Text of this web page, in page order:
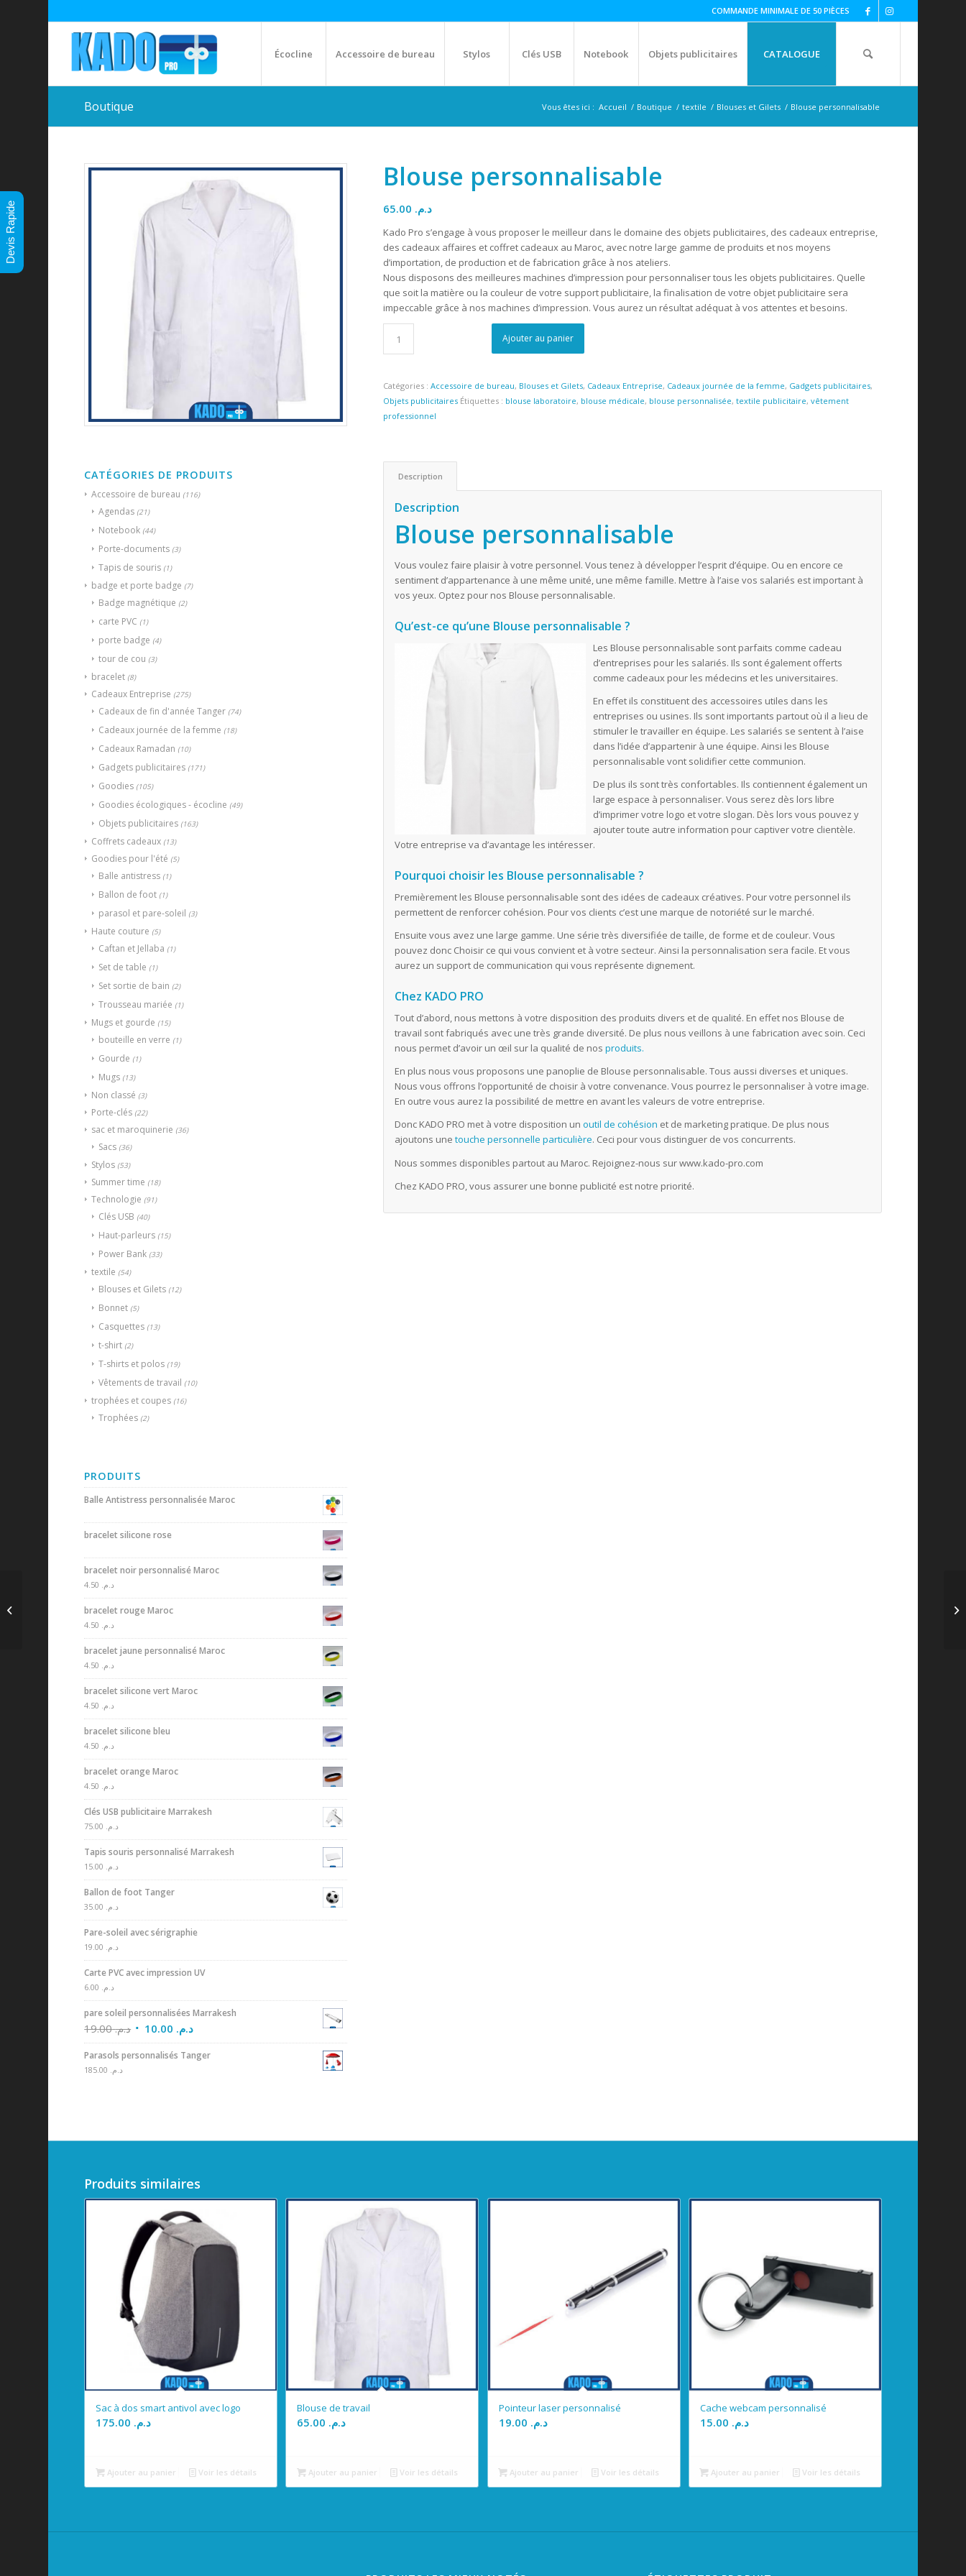
COMMANDE MINIMALE DE 50 PIÈCES
Écocline Accessoire de bureau Stylos Clés USB Notebook Objets publicitaires CATALOGUE
Boutique Vous êtes ici : Accueil / Boutique / textile / Blouses et Gilets / Blouse personnalisable
CATÉGORIES DE PRODUITS
Accessoire de bureau (116)
Agendas (21)
Notebook (44)
Porte-documents (3)
Tapis de souris (1)
badge et porte badge (7)
Badge magnétique (2)
carte PVC (1)
porte badge (4)
tour de cou (3)
bracelet (8)
Cadeaux Entreprise (275)
Cadeaux de fin d'année Tanger (74)
Cadeaux journée de la femme (18)
Cadeaux Ramadan (10)
Gadgets publicitaires (171)
Goodies (105)
Goodies écologiques - écocline (49)
Objets publicitaires (163)
Coffrets cadeaux (13)
Goodies pour l'été (5)
Balle antistress (1)
Ballon de foot (1)
parasol et pare-soleil (3)
Haute couture (5)
Caftan et Jellaba (1)
Set de table (1)
Set sortie de bain (2)
Trousseau mariée (1)
Mugs et gourde (15)
bouteille en verre (1)
Gourde (1)
Mugs (13)
Non classé (3)
Porte-clés (22)
sac et maroquinerie (36)
Sacs (36)
Stylos (53)
Summer time (18)
Technologie (91)
Clés USB (40)
Haut-parleurs (15)
Power Bank (33)
textile (54)
Blouses et Gilets (12)
Bonnet (5)
Casquettes (13)
t-shirt (2)
T-shirts et polos (19)
Vêtements de travail (10)
trophées et coupes (16)
Trophées (2)
PRODUITS
Balle Antistress personnalisée Maroc
bracelet silicone rose
bracelet noir personnalisé Maroc
د.م.
bracelet rouge Maroc
د.م.
bracelet jaune personnalisé Maroc
د.م.
bracelet silicone vert Maroc
د.م.
bracelet silicone bleu
د.م.
bracelet orange Maroc
د.م.
Clés USB publicitaire Marrakesh
د.م.
Tapis souris personnalisé Marrakesh
د.م.
Ballon de foot Tanger
د.م.
Pare-soleil avec sérigraphie
د.م.
Carte PVC avec impression UV
د.م.
pare soleil personnalisées Marrakesh
د.م.19.00 د.م.
Parasols personnalisés Tanger
د.م.
Blouse personnalisable
د.م.
Kado Pro s’engage à vous proposer le meilleur dans le domaine des objets publicitaires, des cadeaux entreprise,
des cadeaux affaires et coffret cadeaux au Maroc, avec notre large gamme de produits et nos moyens
d’importation, de production et de fabrication grâce à nos ateliers.
Nous disposons des meilleures machines d’impression pour personnaliser tous les objets publicitaires. Quelle
que soit la matière ou la couleur de votre support publicitaire, la finalisation de votre objet publicitaire sera
impeccable grâce à nos machines d’impression. Vous aurez un résultat adéquat à vos attentes et besoins.
Ajouter au panier
Catégories :Accessoire de bureau, Blouses et Gilets, Cadeaux Entreprise, Cadeaux journée de la femme, Gadgets publicitaires,
Objets publicitaires Étiquettes : blouse laboratoire, blouse médicale, blouse personnalisée,textile publicitaire,vêtement
professionnel
Description
Description
Blouse personnalisable
Vous voulez faire plaisir à votre personnel. Vous tenez à développer l’esprit d’équipe. Ou en encore ce
sentiment d’appartenance à une même unité, une même famille. Mettre à l’aise vos salariés est important à
vos yeux. Optez pour nos Blouse personnalisable.
Qu’est-ce qu’une Blouse personnalisable ?
Les Blouse personnalisable sont parfaits comme cadeau
d’entreprises pour les salariés. Ils sont également offerts
comme cadeaux pour les médecins et les universitaires.
En effet ils constituent des accessoires utiles dans les
entreprises ou usines. Ils sont importants partout où il a lieu de
stimuler le travailler en équipe. Les salariés se sentent à l’aise
dans l’idée d’appartenir à une équipe. Ainsi les Blouse
personnalisable vont solidifier cette communion.
De plus ils sont très confortables. Ils contiennent également un
large espace à personnaliser. Vous serez dès lors libre
d’imprimer votre logo et votre slogan. Dès lors vous pouvez y
ajouter toute autre information pour captiver votre clientèle.
Votre entreprise va d’avantage les intéresser.
Pourquoi choisir les Blouse personnalisable ?
Premièrement les Blouse personnalisable sont des idées de cadeaux créatives. Pour votre personnel ils
permettent de renforcer cohésion. Pour vos clients c’est une marque de notoriété sur le marché.
Ensuite vous avez une large gamme. Une série très diversifiée de taille, de forme et de couleur. Vous
pouvez donc Choisir ce qui vous convient et à votre secteur. Ainsi la personnalisation sera facile. Et vous
aurez un support de communication qui vous représente dignement.
Chez KADO PRO
Tout d’abord, nous mettons à votre disposition des produits divers et de qualité. En effet nos Blouse de
travail sont fabriqués avec une très grande diversité. De plus nous veillons à une fabrication avec soin. Ceci
nous permet d’avoir un œil sur la qualité de nosproduits.
En plus nous vous proposons une panoplie de Blouse personnalisable. Tous aussi diverses et uniques.
Nous vous offrons l’opportunité de choisir à votre convenance. Vous pourrez le personnaliser à votre image.
En outre vous aurez la possibilité de mettre en avant les valeurs de votre entreprise.
Donc KADO PRO met à votre disposition unoutil de cohésion et de marketing pratique. De plus nous
ajoutons unetouche personnelle particulière. Ceci pour vous distinguer de vos concurrents.
Nous sommes disponibles partout au Maroc. Rejoignez-nous sur www.kado-pro.com
Chez KADO PRO, vous assurer une bonne publicité est notre priorité.
Produits similaires
Sac à dos smart antivol avec logo
د.م.
Ajouter au panier Voir les détails
Blouse de travail
د.م.
Ajouter au panier Voir les détails
Pointeur laser personnalisé
د.م.
Ajouter au panier Voir les détails
Cache webcam personnalisé
د.م.
Ajouter au panier Voir les détails
Blouse de travail
Devis Rapide